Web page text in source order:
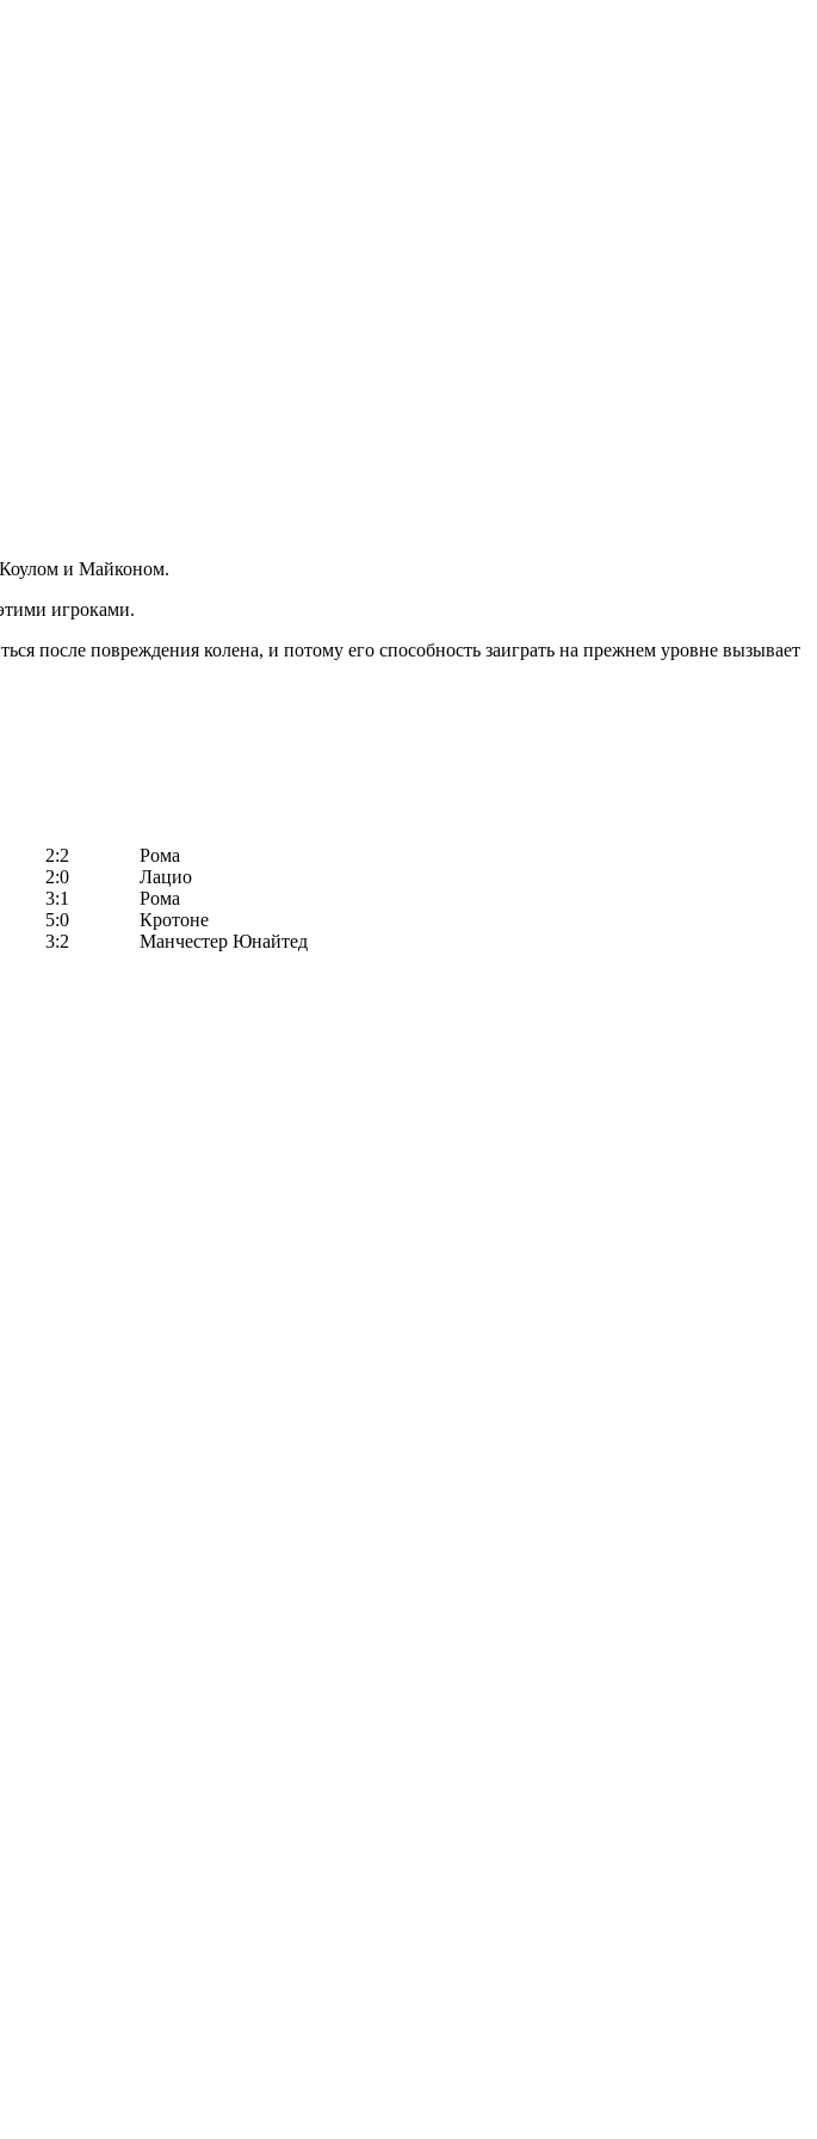
и Майконом.
игроками.
после повреждения колена, и потому его способность заиграть на прежнем уровне вызывает
2:2
Рома
2:0
Лацио
3:1
Рома
5:0
Кротоне
3:2
Манчестер Юнайтед